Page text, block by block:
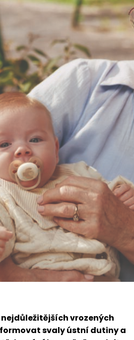
vrozených
svaly ústní dutiny a